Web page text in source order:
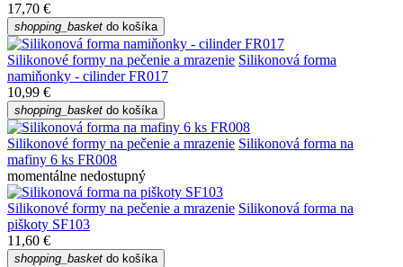
17,70 €
shopping_basket do košíka
Silikonové formy na pečenie a mrazenie Silikonová forma
namiňonky - cilinder FR017
10,99 €
shopping_basket do košíka
Silikonové formy na pečenie a mrazenie Silikonová forma na
mafiny 6 ks FR008
momentálne nedostupný
Silikonové formy na pečenie a mrazenie Silikonová forma na
piškoty SF103
11,60 €
shopping_basket do košíka